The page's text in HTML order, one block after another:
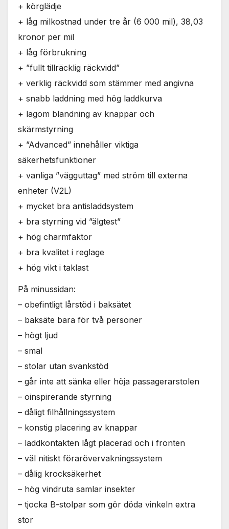
+ körglädje
+ låg milkostnad under tre år (6 000 mil), 38,03
kronor per mil
+ låg förbrukning
+ ”fullt tillräcklig räckvidd”
+ verklig räckvidd som stämmer med angivna
+ snabb laddning med hög laddkurva
+ lagom blandning av knappar och
skärmstyrning
+ ”Advanced” innehåller viktiga
säkerhetsfunktioner
+ vanliga ”vägguttag” med ström till externa
enheter (V2L)
+ mycket bra antisladdsystem
+ bra styrning vid ”älgtest”
+ hög charmfaktor
+ bra kvalitet i reglage
+ hög vikt i taklast
På minussidan:
– obefintligt lårstöd i baksätet
– baksäte bara för två personer
– högt ljud
– smal
– stolar utan svankstöd
– går inte att sänka eller höja passagerarstolen
– oinspirerande styrning
– dåligt filhållningssystem
– konstig placering av knappar
– laddkontakten lågt placerad och i fronten
– väl nitiskt förarövervakningssystem
– dålig krocksäkerhet
– hög vindruta samlar insekter
– tjocka B-stolpar som gör döda vinkeln extra
stor